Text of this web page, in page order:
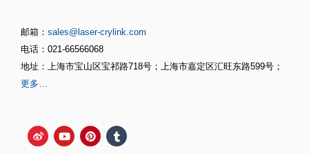
邮箱： sales@laser-crylink.com
电话：021-66566068
地址：上海市宝山区宝祁路718号；上海市嘉定区汇旺东路599号；
更多…